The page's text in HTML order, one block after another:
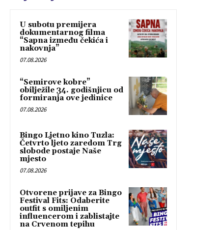
U subotu premijera
dokumentarnog filma
“Sapna između čekića i
nakovnja”
07.08.2026
“Semirove kobre”
obilježile 34. godišnjicu od
formiranja ove jedinice
07.08.2026
Bingo Ljetno kino Tuzla:
Četvrto ljeto zaredom Trg
slobode postaje Naše
mjesto
07.08.2026
Otvorene prijave za Bingo
Festival Fits: Odaberite
outfit s omiljenim
influencerom i zablistajte
na Crvenom tepihu